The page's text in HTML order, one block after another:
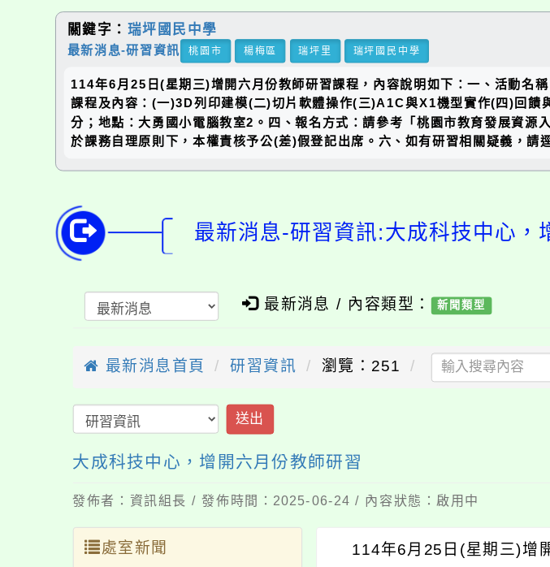
關鍵字： 瑞坪國民中學
最新消息-研習資訊 桃園市 楊梅區 瑞坪里 瑞坪國民中學
114年6月25日(星期三)增開六月份教師研習課程，內容說明如下：一、活動名
課程及內容：(一)3D列印建模(二)切片軟體操作(三)A1C與X1機型實作(四)回
分；地點：大勇國小電腦教室2。四、報名方式：請參考「桃園市教育發展
於課務自理原則下，本權責核予公(差)假登記出席。六、如有研習相關疑義，
最新消息-研習資訊:大成科技中心，
最新消息 / 內容類型： 新聞類型
最新消息首頁 研習資訊 瀏覽：251
送出
大成科技中心，增開六月份教師研習
發佈者：資訊組長 / 發佈時間：2025-06-24 / 內容狀態：啟用中
處室新聞
114年6月25日(星期三)增開